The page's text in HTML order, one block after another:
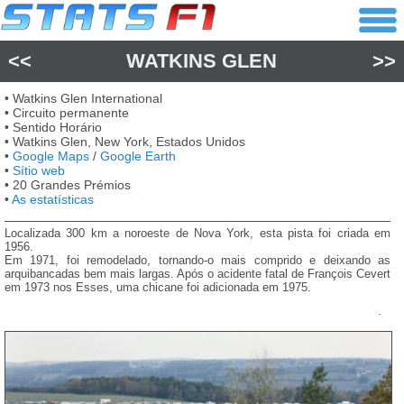
<< WATKINS GLEN >>
• Watkins Glen International
• Circuito permanente
• Sentido Horário
• Watkins Glen, New York, Estados Unidos
• Google Maps / Google Earth
• Sítio web
• 20 Grandes Prémios
•As estatísticas
Localizada 300 km a noroeste de Nova York, esta pista foi criada em
1956.
Em 1971, foi remodelado, tornando-o mais comprido e deixando as
arquibancadas bem mais largas. Após o acidente fatal de François Cevert
em 1973 nos Esses, uma chicane foi adicionada em 1975.